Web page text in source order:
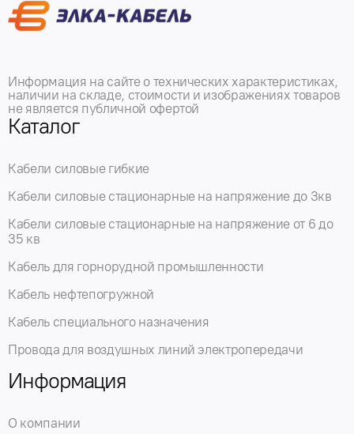
Информация на сайте о технических характеристиках,
наличии на складе, стоимости и изображениях товаров
не является публичной офертой
Каталог
Кабели силовые гибкие
Кабели силовые стационарные на напряжение до 3кв
Кабели силовые стационарные на напряжение от 6 до
35 кв
Кабель для горнорудной промышленности
Кабель нефтепогружной
Кабель специального назначения
Провода для воздушных линий электропередачи
Информация
О компании